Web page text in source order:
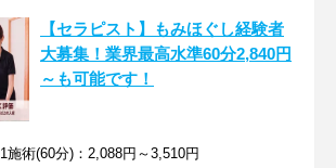
【セラピスト】もみほぐし経験者
大募集！業界最高水準60分2,840円
～も可能です！
1施術(60分)：2,088円～3,510円